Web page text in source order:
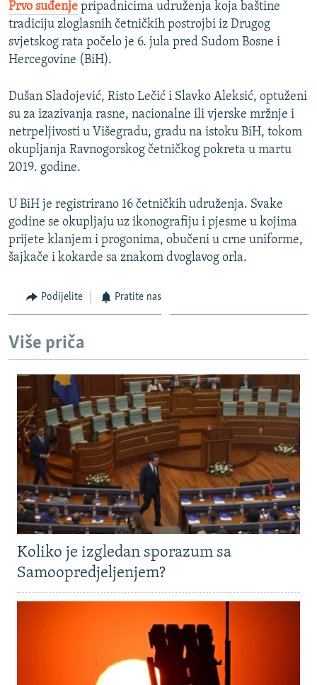
Prvo suđenje pripadnicima udruženja koja baštine
tradiciju zloglasnih četničkih postrojbi iz Drugog
svjetskog rata počelo je 6. jula pred Sudom Bosne i
Hercegovine (BiH).
Dušan Sladojević, Risto Lečić i Slavko Aleksić, optuženi
su za izazivanja rasne, nacionalne ili vjerske mržnje i
netrpeljivosti u Višegradu, gradu na istoku BiH, tokom
okupljanja Ravnogorskog četničkog pokreta u martu
2019. godine.
U BiH je registrirano 16 četničkih udruženja. Svake
godine se okupljaju uz ikonografiju i pjesme u kojima
prijete klanjem i progonima, obučeni u crne uniforme,
šajkače i kokarde sa znakom dvoglavog orla.
Podijelite Pratite nas
Više priča
Koliko je izgledan sporazum sa
Samoopredjeljenjem?